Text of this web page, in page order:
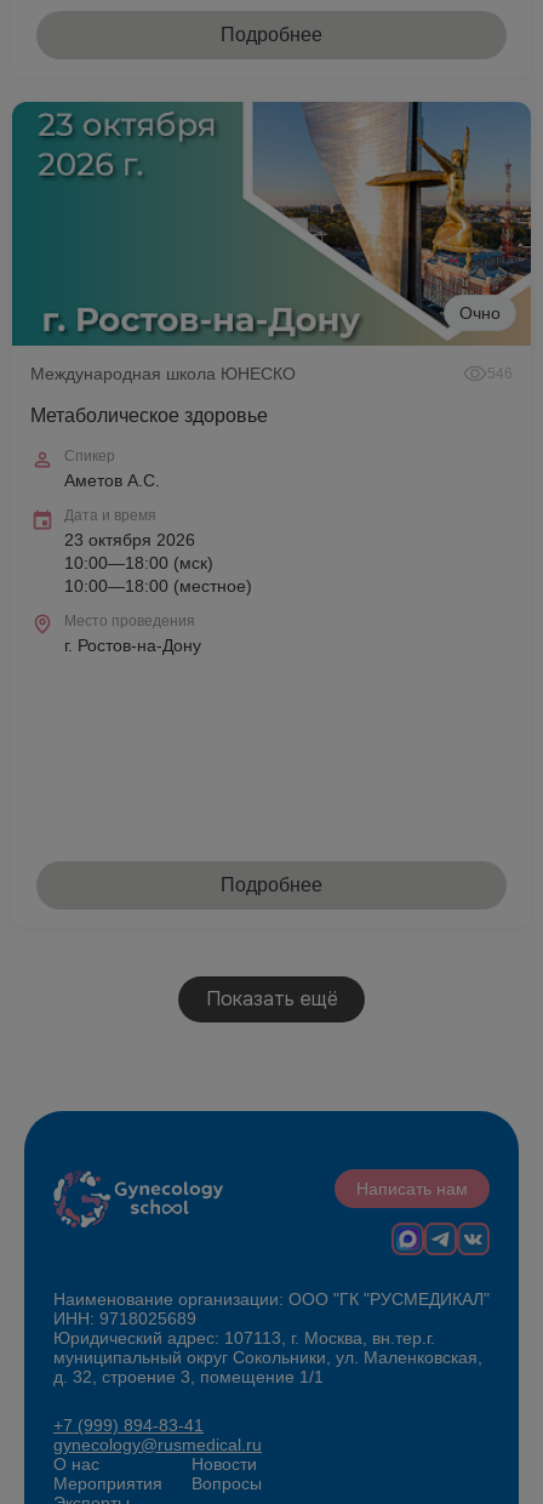
Подробнее
Очно
Международная школа ЮНЕСКО 546
Метаболическое здоровье
Спикер
Аметов А.С.
Дата и время
23 октября 2026
10:00—18:00 (мск)
10:00—18:00 (местное)
Место проведения
г. Ростов-на-Дону
Подробнее
Показать ещё
Написать нам
Наименование организации: ООО "ГК "РУСМЕДИКАЛ"
ИНН: 9718025689
Юридический адрес: 107113, г. Москва, вн.тер.г.
муниципальный округ Сокольники, ул. Маленковская,
д. 32, строение 3, помещение 1/1
+7 (999) 894-83-41
gynecology@rusmedical.ru
О нас
Мероприятия
Новости
Вопросы